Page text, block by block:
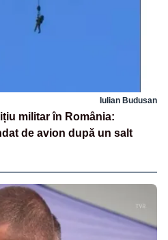
Iulian Budusan
militar în România:
de avion după un salt